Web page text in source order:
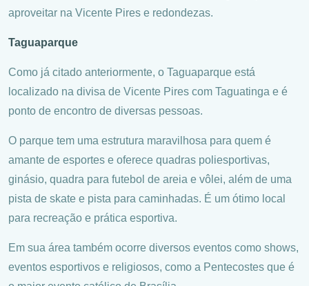
aproveitar na Vicente Pires e redondezas.
Taguaparque
Como já citado anteriormente, o Taguaparque está
localizado na divisa de Vicente Pires com Taguatinga e é
ponto de encontro de diversas pessoas.
O parque tem uma estrutura maravilhosa para quem é
amante de esportes e oferece quadras poliesportivas,
ginásio, quadra para futebol de areia e vôlei, além de uma
pista de skate e pista para caminhadas. É um ótimo local
para recreação e prática esportiva.
Em sua área também ocorre diversos eventos como shows,
eventos esportivos e religiosos, como a Pentecostes que é